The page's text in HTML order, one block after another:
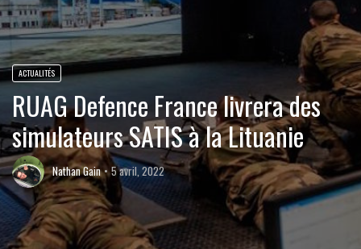
ACTUALITÉS
RUAG Defence France livrera des
simulateurs SATIS à la Lituanie
Nathan Gain 5 avril, 2022